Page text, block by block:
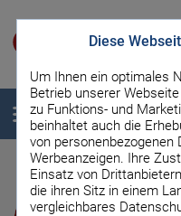
Diese
Um Ihnen ein optimales
Betrieb unserer
zu Funktions- und
beinhaltet auch die
von personenbezogenen
Werbeanzeigen. Ihre
Einsatz von
die ihren Sitz in einem
vergleichbares
Menü